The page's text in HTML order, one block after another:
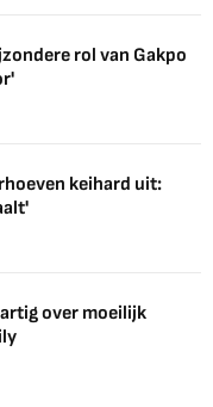
rol van Gakpo
keihard uit:
over moeilijk